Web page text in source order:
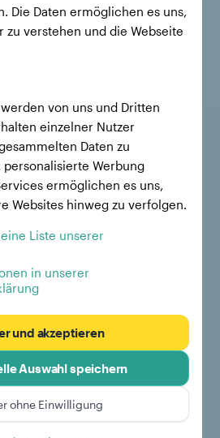
Die Daten ermöglichen es uns,
zu verstehen und die Webseite
von uns und Dritten
einzelner Nutzer
Daten zu
personalisierte Werbung
ermöglichen es uns,
Websites hinweg zu verfolgen.
Liste unserer
in unserer
und akzeptieren
Auswahl speichern
ohne Einwilligung